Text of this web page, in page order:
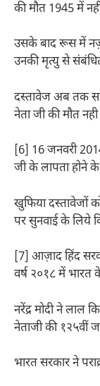
की मौत 1945 में
उसके बाद रूस में
उनकी मृत्यु से
दस्तावेज अब तक
नेता जी की मौत
[6] 16 जनवरी
जी के लापता होने
खुफिया दस्तावेजों
पर सुनवाई के लिये
[7] आज़ाद हिंद
वर्ष २०१८ में भारत के
नरेंद्र मोदी ने लाल
नेताजी की १२५वीं
भारत सरकार ने